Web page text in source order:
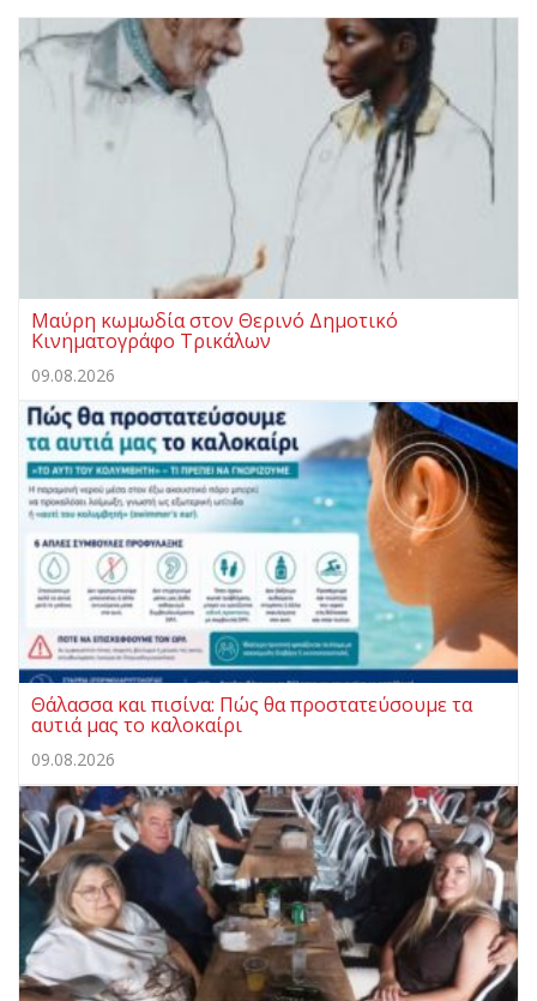
Μαύρη κωμωδία στον Θερινό Δημοτικό
Κινηματογράφο Τρικάλων
09.08.2026
Θάλασσα και πισίνα: Πώς θα προστατεύσουμε τα
αυτιά μας το καλοκαίρι
09.08.2026